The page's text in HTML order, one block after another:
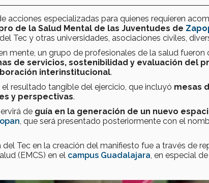
acciones especializadas para quienes requieren
de la Salud Mental de las Juventudes de
Tec y otras universidades, asociaciones civiles,
mente, un grupo de profesionales de la salud
de servicios, sostenibilidad y evaluación del
interinstitucional.
resultado tangible del ejercicio, que incluyó mesas
y perspectivas.
de guía en la generación de un nuevo
, que será presentado posteriormente con el
Tec en la creación del manifiesto fue a través de
(EMCS) en el campus Guadalajara , en especial